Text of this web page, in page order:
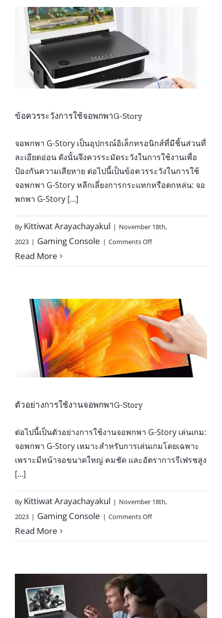
ข้อควรระวังการใช้จอพกพาG-Story
จอพกพา G-Story เป็นอุปกรณ์อิเล็กทรอนิกส์ที่มีชิ้นส่วนที่
ละเอียดอ่อน ดังนั้นจึงควรระมัดระวังในการใช้งานเพื่อ
ป้องกันความเสียหาย ต่อไปนี้เป็นข้อควรระวังในการใช้
จอพกพา G-Story หลีกเลี่ยงการกระแทกหรือตกหล่น: จอ
พกพา G-Story [...]
By Kittiwat Arayachayakul | November 18th,
2023 | Gaming Console | Comments Offon
จอ
พกพาG-
Story
Read More
ตัวอย่างการใช้งานจอพกพาG-Story
ต่อไปนี้เป็นตัวอย่างการใช้งานจอพกพา G-Story เล่นเกม:
จอพกพา G-Story เหมาะสำหรับการเล่นเกมโดยเฉพาะ
เพราะมีหน้าจอขนาดใหญ่ คมชัด และอัตราการรีเฟรชสูง
[...]
By Kittiwat Arayachayakul | November 18th,
2023 | Gaming Console | Comments Offon
พกพาG-
Story
Read More